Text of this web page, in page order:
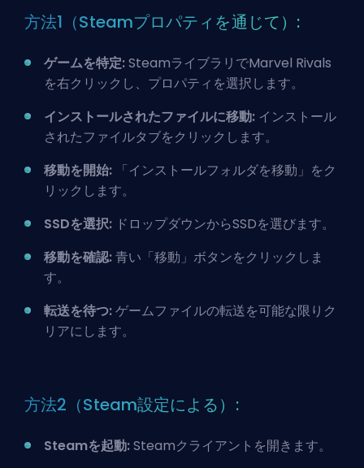
方法1（Steamプロパティを通じて）:
ゲームを特定:SteamライブラリでMarvel Rivals
を右クリックし、プロパティを選択します。
インストールされたファイルに移動: インストール
されたファイルタブをクリックします。
移動を開始: 「インストールフォルダを移動」をク
リックします。
SSDを選択: ドロップダウンからSSDを選びます。
移動を確認:青い「移動」ボタンをクリックしま
す。
転送を待つ:ゲームファイルの転送を可能な限りク
リアにします。
方法2（Steam設定による）:
Steamを起動:Steamクライアントを開きます。